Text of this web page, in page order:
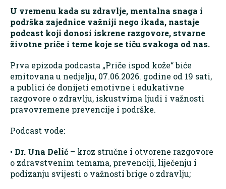
U vremenu kada su zdravlje, mentalna snaga i
podrška zajednice važniji nego ikada, nastaje
podcast koji donosi iskrene razgovore, stvarne
životne priče i teme koje se tiču svakoga od nas.
Prva epizoda podcasta „Priče ispod kože“ biće
emitovana u nedjelju, 07.06.2026. godine od 19 sati,
a publici će donijeti emotivne i edukativne
razgovore o zdravlju, iskustvima ljudi i važnosti
pravovremene prevencije i podrške.
Podcast vode:
• Dr. Una Delić – kroz stručne i otvorene razgovore
o zdravstvenim temama, prevenciji, liječenju i
podizanju svijesti o važnosti brige o zdravlju;